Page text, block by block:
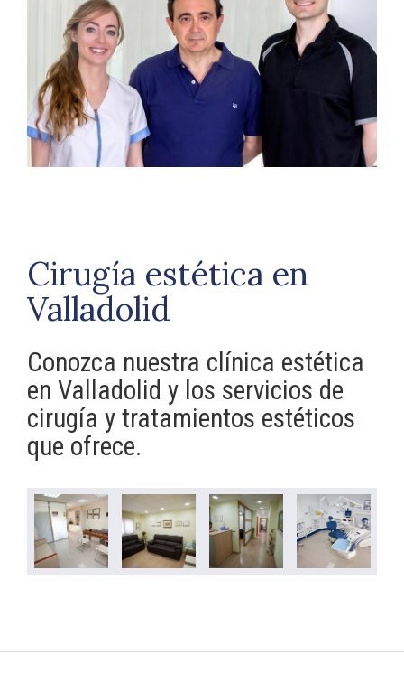
Cirugía estética en
Valladolid
Conozca nuestra clínica estética
en Valladolid y los servicios de
cirugía y tratamientos estéticos
que ofrece.